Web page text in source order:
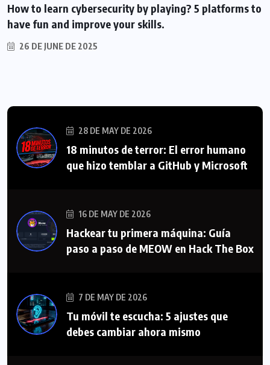
How to learn cybersecurity by playing? 5 platforms to
have fun and improve your skills.
26 DE JUNE DE 2025
28 DE MAY DE 2026
18 minutos de terror: El error humano
que hizo temblar a GitHub y Microsoft
16 DE MAY DE 2026
Hackear tu primera máquina: Guía
paso a paso de MEOW en Hack The Box
7 DE MAY DE 2026
Tu móvil te escucha: 5 ajustes que
debes cambiar ahora mismo